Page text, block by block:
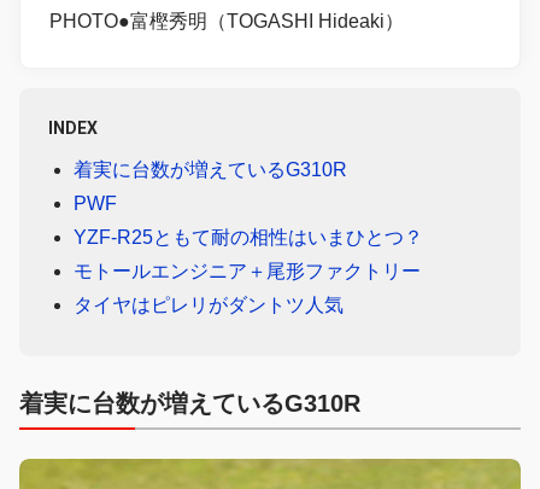
PHOTO●富樫秀明（TOGASHI Hideaki）
INDEX
着実に台数が増えているG310R
PWF
YZF-R25ともて耐の相性はいまひとつ？
モトールエンジニア＋尾形ファクトリー
タイヤはピレリがダントツ人気
着実に台数が増えているG310R